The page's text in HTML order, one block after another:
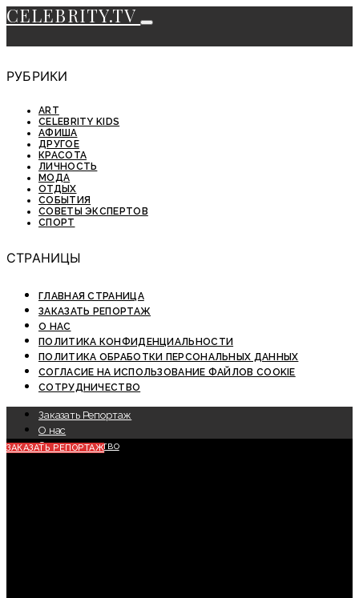
CELEBRITY.TV
РУБРИКИ
ART
CELEBRITY KIDS
АФИША
ДРУГОЕ
КРАСОТА
ЛИЧНОСТЬ
МОДА
ОТДЫХ
СОБЫТИЯ
СОВЕТЫ ЭКСПЕРТОВ
СПОРТ
СТРАНИЦЫ
ГЛАВНАЯ СТРАНИЦА
ЗАКАЗАТЬ РЕПОРТАЖ
О НАС
ПОЛИТИКА КОНФИДЕНЦИАЛЬНОСТИ
ПОЛИТИКА ОБРАБОТКИ ПЕРСОНАЛЬНЫХ ДАННЫХ
СОГЛАСИЕ НА ИСПОЛЬЗОВАНИЕ ФАЙЛОВ COOKIE
СОТРУДНИЧЕСТВО
Заказать Репортаж
О нас
Сотрудничество
ЗАКАЗАТЬ РЕПОРТАЖ